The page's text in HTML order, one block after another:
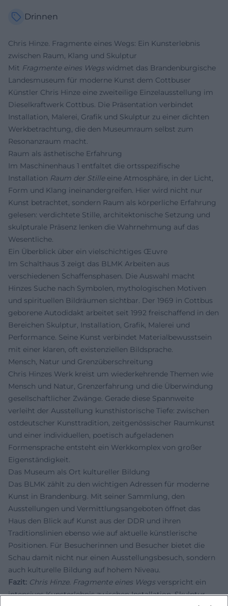
Drinnen
Chris Hinze. Fragmente eines Wegs: Ein Kunsterlebnis
zwischen Raum, Klang und Skulptur
Mit Fragmente eines Wegswidmet das Brandenburgische
Landesmuseum für moderne Kunst dem Cottbuser
Künstler Chris Hinze eine zweiteilige Einzelausstellung im
Dieselkraftwerk Cottbus. Die Präsentation verbindet
Installation, Malerei, Grafik und Skulptur zu einer dichten
Werkbetrachtung, die den Museumraum selbst zum
Resonanzraum macht.
Raum als ästhetische Erfahrung
Im Maschinenhaus 1 entfaltet die ortsspezifische
Installation Raum der Stilleeine Atmosphäre, in der Licht,
Form und Klang ineinandergreifen. Hier wird nicht nur
Kunst betrachtet, sondern Raum als körperliche Erfahrung
gelesen: verdichtete Stille, architektonische Setzung und
skulpturale Präsenz lenken die Wahrnehmung auf das
Wesentliche.
Ein Überblick über ein vielschichtiges Œuvre
Im Schalthaus 3 zeigt das BLMK Arbeiten aus
verschiedenen Schaffensphasen. Die Auswahl macht
Hinzes Suche nach Symbolen, mythologischen Motiven
und spirituellen Bildräumen sichtbar. Der 1969 in Cottbus
geborene Autodidakt arbeitet seit 1992 freischaffend in den
Bereichen Skulptur, Installation, Grafik, Malerei und
Performance. Seine Kunst verbindet Materialbewusstsein
mit einer klaren, oft existenziellen Bildsprache.
Mensch, Natur und Grenzüberschreitung
Chris Hinzes Werk kreist um wiederkehrende Themen wie
Mensch und Natur, Grenzerfahrung und die Überwindung
gesellschaftlicher Zwänge. Gerade diese Spannweite
verleiht der Ausstellung kunsthistorische Tiefe: zwischen
ostdeutscher Kunsttradition, zeitgenössischer Raumkunst
und einer individuellen, poetisch aufgeladenen
Formensprache entsteht ein Werkkomplex von großer
Eigenständigkeit.
Das Museum als Ort kultureller Bildung
Das BLMK zählt zu den wichtigen Adressen für moderne
Kunst in Brandenburg. Mit seiner Sammlung, den
Ausstellungen und Vermittlungsangeboten öffnet das
Haus den Blick auf Kunst aus der DDR und ihren
Traditionslinien ebenso wie auf aktuelle künstlerische
Positionen. Für Besucherinnen und Besucher bietet die
Schau damit nicht nur einen Ausstellungsbesuch, sondern
auch kulturelle Bildung auf hohem Niveau.
Fazit: Chris Hinze. Fragmente eines Wegsverspricht ein
intensives Kunsterlebnis zwischen Installation, Skulptur